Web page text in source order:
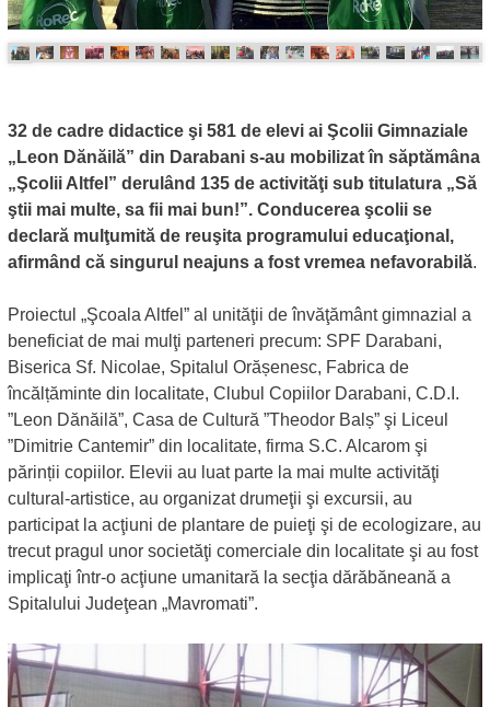
32 de cadre didactice şi 581 de elevi ai Şcolii Gimnaziale
„Leon Dănăilă” din Darabani s-au mobilizat în săptămâna
„Şcolii Altfel” derulând 135 de activităţi sub titulatura „Să
ştii mai multe, sa fii mai bun!”. Conducerea şcolii se
declară mulţumită de reuşita programului educaţional,
afirmând că singurul neajuns a fost vremea nefavorabilă.
Proiectul „Şcoala Altfel” al unităţii de învăţământ gimnazial a
beneficiat de mai mulţi parteneri precum: SPF Darabani,
Biserica Sf. Nicolae, Spitalul Orășenesc, Fabrica de
încălțăminte din localitate, Clubul Copiilor Darabani, C.D.I.
”Leon Dănăilă”, Casa de Cultură ”Theodor Balș” şi Liceul
”Dimitrie Cantemir” din localitate, firma S.C. Alcarom şi
părinții copiilor. Elevii au luat parte la mai multe activităţi
cultural-artistice, au organizat drumeţii şi excursii, au
participat la acţiuni de plantare de puieţi şi de ecologizare, au
trecut pragul unor societăţi comerciale din localitate şi au fost
implicaţi într-o acţiune umanitară la secţia dărăbăneană a
Spitalului Judeţean „Mavromati”.